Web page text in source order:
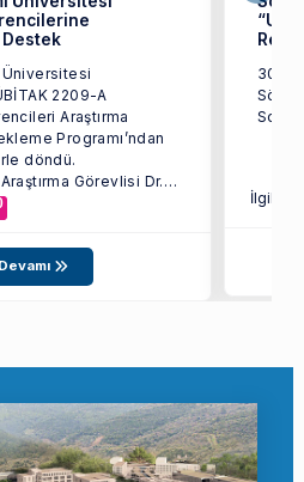
Destek
2209-A
Araştırma
Programı’ndan
döndü.
Görevlisi Dr.
Devamı
30
İlgili